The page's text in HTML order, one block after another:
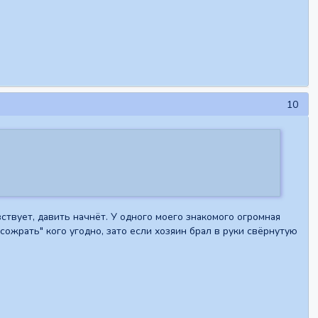
10
давить начнёт. У одного моего знакомого огромная
кого угодно, зато если хозяин брал в руки свёрнутую